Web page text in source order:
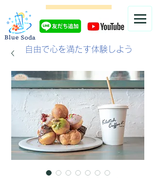
自由で心を満たす体験しよう